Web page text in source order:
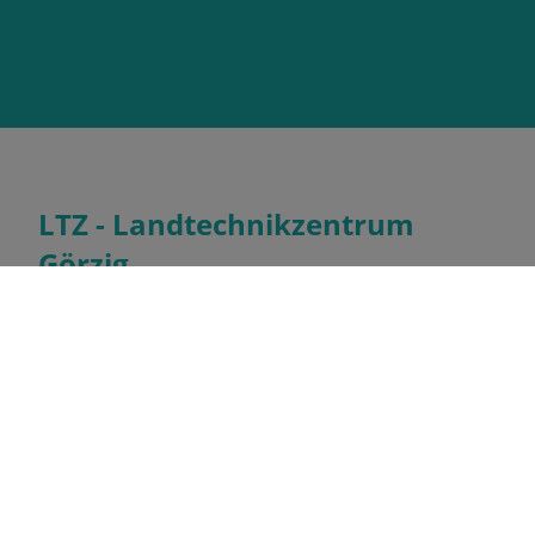
LTZ - Landtechnikzentrum
Görzig